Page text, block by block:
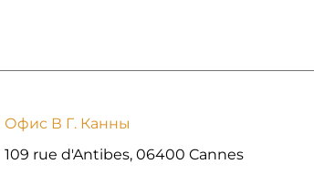
Офис В Г. Канны
109 rue d'Antibes, 06400 Cannes